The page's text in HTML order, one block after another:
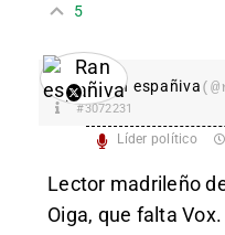
5
Ran españiva
#3072231
Líder político
Lector madrileño
Oiga, que falta Vox.